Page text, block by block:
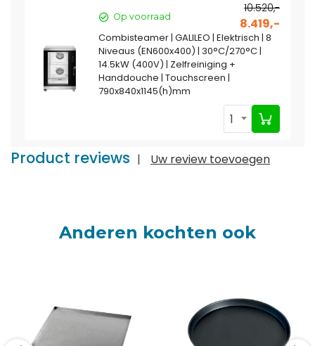
Op voorraad
10.520,-
8.419,-
Combisteamer | GALILEO | Elektrisch | 8
Niveaus (EN600x400) | 30°C/270°C |
14.5kW (400V) | Zelfreiniging +
Handdouche | Touchscreen |
790x840x1145(h)mm
1
Product reviews | Uw review toevoegen
Anderen kochten ook